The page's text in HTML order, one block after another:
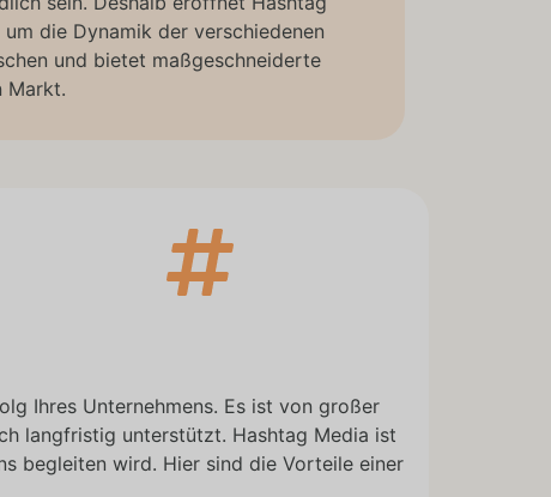
die Dynamik der verschiedenen
und bietet maßgeschneiderte
Markt.
Ihres Unternehmens. Es ist von großer
langfristig unterstützt. Hashtag Media ist
begleiten wird. Hier sind die Vorteile einer